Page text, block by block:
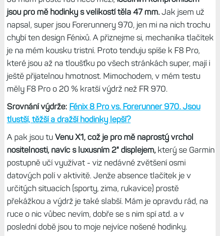
Chci hodinky „někde mezi“
A pak je tu druhý extrém - Forerunnery 170 čiInstincty E,
které jsou zase příliš maličké. Hůře se ovládají tlačítky,
displej je titěrný - což s mým zhoršujícím se zrakem na
blízko už prostě poznám a vadí mi to více než dřív.
Mimochodem, když si dám vedle sebe E3 a FR 170, tak je
to fakt jako Goliáš a David. Ten rozdíl je obří - v tloušťce i
velikosti těla.
Já mám prostě rád něco mezi,ideálním kompromisem
jsou pro mě hodinky s velikostí těla 47 mm.Jak jsem už
napsal, super jsou Forerunnery 970, jen mi na nich trochu
chybí ten design Fénixů. A přiznejme si, mechanika tlačítek
je na mém kousku tristní. Proto tenduju spíše k F8 Pro,
které jsou až na tloušťku po všech stránkách super, mají i
ještě přijatelnou hmotnost. Mimochodem, v mém testu
měly F8 Pro o 20 % kratší výdrž než FR 970.
Srovnání výdrže:Fénix 8 Pro vs. Forerunner 970. Jsou